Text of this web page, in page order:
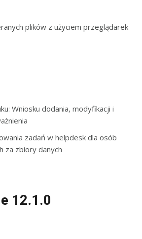
plików z użyciem przeglądarek
Wniosku dodania, modyfikacji i
zadań w helpdesk dla osób
za zbiory danych
12.1.0